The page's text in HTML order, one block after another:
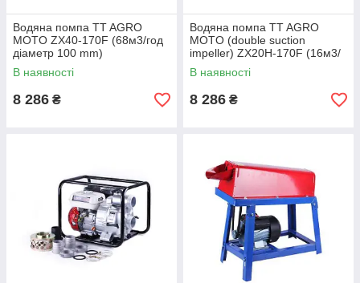
Водяна помпа TT AGRO
MOTO ZX40-170F (68м3/год
діаметр 100 mm)
В наявності
8 286 ₴
Водяна помпа TT AGRO
MOTO (double suction
impeller) ZX20H-170F (16м3/
год, діаметр 50 mm)
В наявності
8 286 ₴